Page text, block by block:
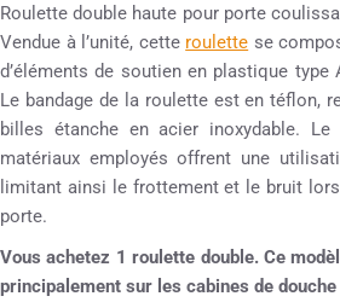
Roulette double haute pour porte
Vendue à l’unité, cette roulette se
d’éléments de soutien en plastique type
Le bandage de la roulette est en téflon,
billes étanche en acier inoxydable.
matériaux employés offrent une
limitant ainsi le frottement et le bruit
porte.
Vous achetez 1 roulette double. Ce
principalement sur les cabines de